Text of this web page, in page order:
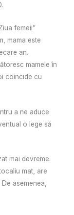
femeii”
mama este
an.
mamele în
coincide cu
a ne aduce
o lege să
mai devreme.
mat, are
asemenea,